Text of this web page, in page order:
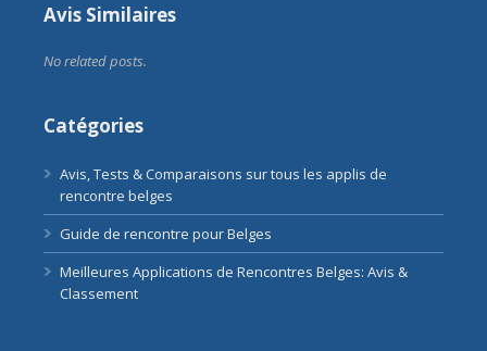
Avis Similaires
No related posts.
Catégories
Avis, Tests & Comparaisons sur tous les applis de
rencontre belges
Guide de rencontre pour Belges
Meilleures Applications de Rencontres Belges: Avis &
Classement